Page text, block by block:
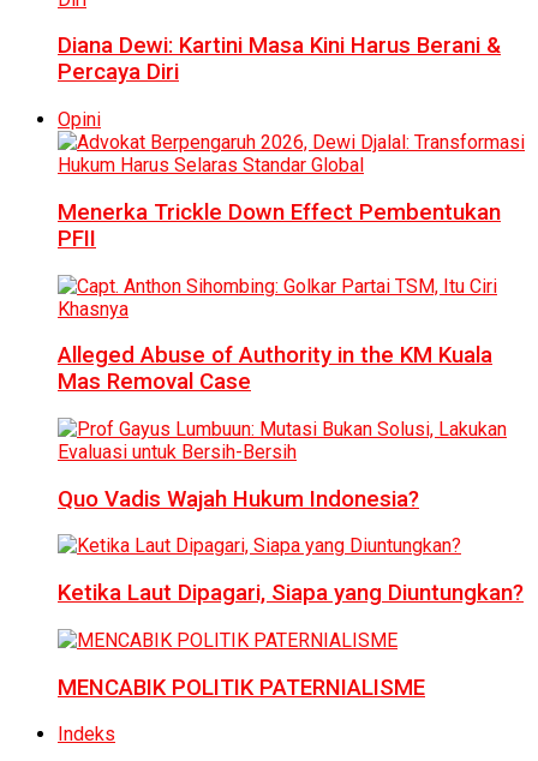
Diana Dewi: Kartini Masa Kini Harus Berani &
Percaya Diri
Opini
Menerka Trickle Down Effect Pembentukan
PFII
Alleged Abuse of Authority in the KM Kuala
Mas Removal Case
Quo Vadis Wajah Hukum Indonesia?
Ketika Laut Dipagari, Siapa yang Diuntungkan?
MENCABIK POLITIK PATERNIALISME
Indeks